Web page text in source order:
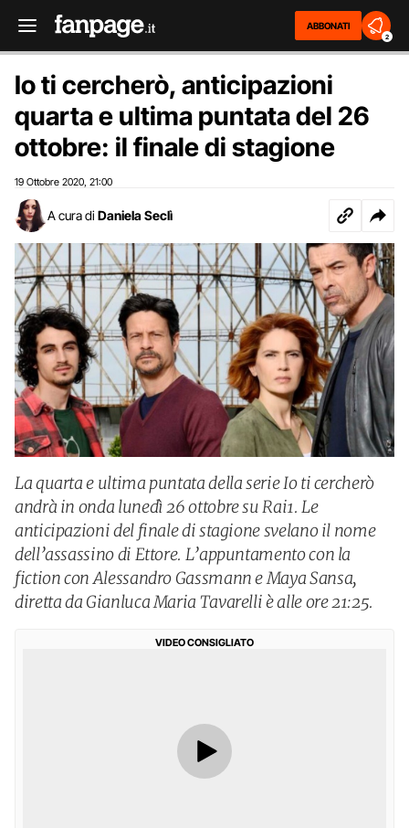
ABBONATI
2
Io ti cercherò, anticipazioni
quarta e ultima puntata del 26
ottobre: il finale di stagione
19 Ottobre 2020 21:00
A cura di Daniela Seclì
La quarta e ultima puntata della serie Io ti cercherò
andrà in onda lunedì 26 ottobre su Rai1. Le
anticipazioni del finale di stagione svelano il nome
dell’assassino di Ettore. L’appuntamento con la
fiction con Alessandro Gassmann e Maya Sansa,
diretta da Gianluca Maria Tavarelli è alle ore 21:25.
VIDEO CONSIGLIATO